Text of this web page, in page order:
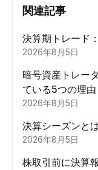
関連記事
決算期トレード
2026年8月5日
暗号資産トレー
ている5つの理由
2026年8月5日
決算シーズンと
2026年8月5日
株取引前に決算